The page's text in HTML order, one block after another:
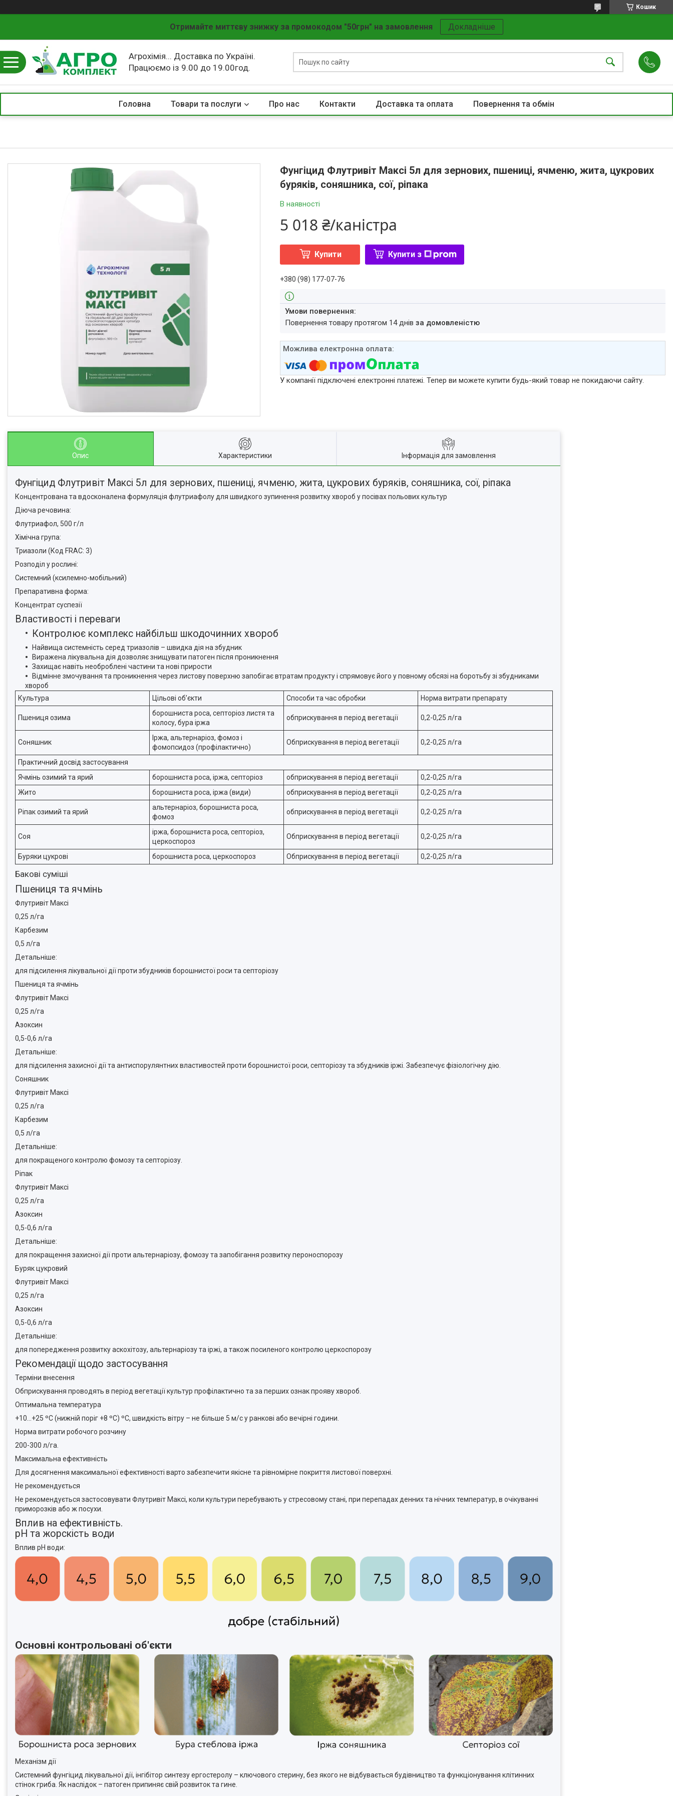
Кошик
Отримайте миттєву знижку за промокодом "50грн" на замовлення Докладніше
Агрохімія... Доставка по Україні.
Працюємо із 9.00 до 19.00год.
Головна Товари та послуги Про нас Контакти Доставка та оплата Повернення та обмін
Фунгіцид Флутривіт Максі 5л для зернових, пшениці, ячменю, жита, цукрових
буряків, соняшника, сої, ріпака
В наявності
5 018 ₴/каністра
Купити Купити з
+380 (98) 177-07-76
повернення товару протягом 14 днівза домовленістю
У компанії підключені електронні платежі. Тепер ви можете купити будь-який товар не покидаючи сайту.
Опис Характеристики Інформація для замовлення
Фунгіцид Флутривіт Максі 5л для зернових, пшениці, ячменю, жита, цукрових буряків, соняшника, сої, ріпака
Концентрована та вдосконалена формуляція флутриафолу для швидкого зупинення розвитку хвороб у посівах польових культур
Діюча речовина:
Флутриафол, 500 г/л
Хімічна група:
Триазоли (Код FRAC: 3)
Розподіл у рослині:
Системний (ксилемно-мобільний)
Препаративна форма:
Концентрат суспезії
Властивості і переваги
Контролює комплекс найбільш шкодочинних хвороб
Найвища системність серед триазолів – швидка дія на збудник
Виражена лікувальна дія дозволяє знищувати патоген після проникнення
Захищає навіть необроблені частини та нові прирости
Відмінне змочування та проникнення через листову поверхню запобігає втратам продукту і спрямовує його у повному обсязі на боротьбу зі збудниками
хвороб
Культура
Цільові обʼєкти Способи та час обробки Норма витрати препарату
Пшениця озима
борошниста роса, септоріоз листя та
колосу, бура іржа
обприскування в період вегетації 0,2-0,25 л/га
Соняшник
Іржа, альтернаріоз, фомоз і
фомопсидоз (профілактично)
Обприскування в період вегетації 0,2-0,25 л/га
Практичний досвід застосування
Ячмінь озимий та ярий
борошниста роса, іржа, септоріоз обприскування в період вегетації
0,2-0,25 л/га
Жито
борошниста роса, іржа (види) обприскування в період вегетації 0,2-0,25 л/га
Ріпак озимий та ярий
альтернаріоз, борошниста роса,
фомоз
обприскування в період вегетації 0,2-0,25 л/га
Соя
іржа, борошниста роса, септоріоз,
церкоспороз
Обприскування в період вегетації 0,2-0,25 л/га
Буряки цукрові борошниста роса, церкоспороз Обприскування в період вегетації 0,2-0,25 л/га
Бакові суміші
Пшениця та ячмінь
Флутривіт Максі
0,25 л/га
Карбезим
0,5 л/га
Детальніше:
для підсилення лікувальної дії проти збудників борошнистої роси та септоріозу
Пшениця та ячмінь
Флутривіт Максі
0,25 л/га
Азоксин
0,5-0,6 л/га
Детальніше:
для підсилення захисної дії та антиспорулянтних властивостей проти борошнистої роси, септоріозу та збудників іржі. Забезпечує фізіологічну дію.
Соняшник
Флутривіт Максі
0,25 л/га
Карбезим
0,5 л/га
Детальніше:
для покращеного контролю фомозу та септоріозу.
Ріпак
Флутривіт Максі
0,25 л/га
Азоксин
0,5-0,6 л/га
Детальніше:
для покращення захисної дії проти альтернаріозу, фомозу та запобігання розвитку пероноспорозу
Буряк цукровий
Флутривіт Максі
0,25 л/га
Азоксин
0,5-0,6 л/га
Детальніше:
для попередження розвитку аскохітозу, альтернаріозу та іржі, а також посиленого контролю церкоспорозу
Рекомендації щодо застосування
Терміни внесення
Обприскування проводять в період вегетації культур профілактично та за перших ознак прояву хвороб.
Оптимальна температура
+10...+25 ºC (нижній поріг +8 ºС) ºС, швидкість вітру – не більше 5 м/с у ранкові або вечірні години.
Норма витрати робочого розчину
200-300 л/га.
Максимальна ефективність
Для досягнення максимальної ефективності варто забезпечити якісне та рівномірне покриття листової поверхні.
Не рекомендується
Не рекомендується застосовувати Флутривіт Максі, коли культури перебувають у стресовому стані, при перепадах денних та нічних температур, в очікуванні
приморозків або ж посухи.
Вплив на ефективність.
pH та жорскість води
Вплив рH води:
Основні контрольовані об'єкти
Механізм дії
Системний фунгіцид лікувальної дії, інгібітор синтезу ергостеролу – ключового стерину, без якого не відбувається будівництво та функціонування клітинних
стінок гриба. Як наслідок – патоген припиняє свій розвиток та гине.